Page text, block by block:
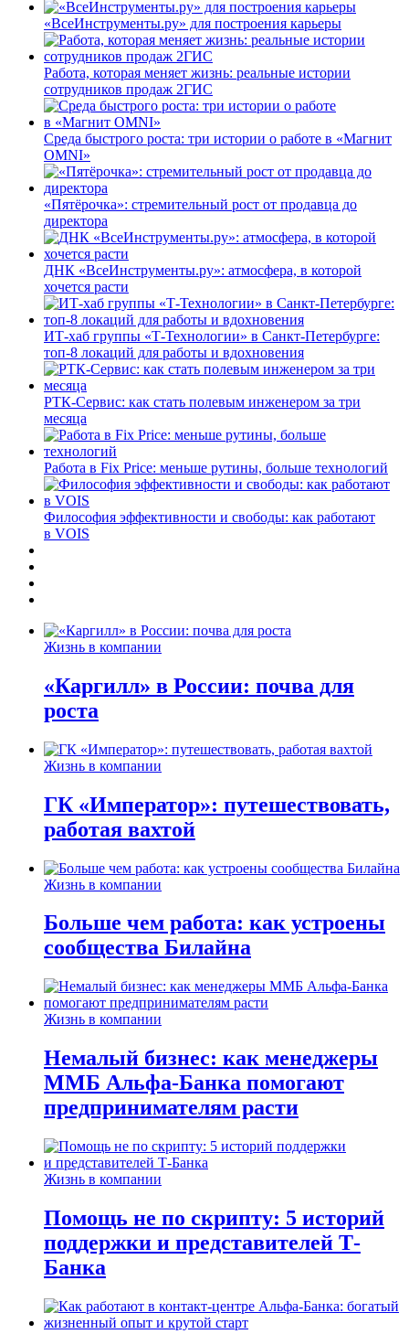
«ВсеИнструменты.ру» для построения карьеры
Работа, которая меняет жизнь: реальные истории
сотрудников продаж 2ГИС
Среда быстрого роста: три истории о работе в «Магнит
OMNI»
«Пятёрочка»: стремительный рост от продавца до
директора
ДНК «ВсеИнструменты.ру»: атмосфера, в которой
хочется расти
ИТ-хаб группы «Т-Технологии» в Санкт-Петербурге:
топ-8 локаций для работы и вдохновения
РТК-Сервис: как стать полевым инженером за три
месяца
Работа в Fix Price: меньше рутины, больше технологий
Философия эффективности и свободы: как работают
в VOIS
Жизнь в компании
«Каргилл» в России: почва для
роста
Жизнь в компании
ГК «Император»: путешествовать,
работая вахтой
Жизнь в компании
Больше чем работа: как устроены
сообщества Билайна
Жизнь в компании
Немалый бизнес: как менеджеры
ММБ Альфа-Банка помогают
предпринимателям расти
Жизнь в компании
Помощь не по скрипту: 5 историй
поддержки и представителей Т-
Банка